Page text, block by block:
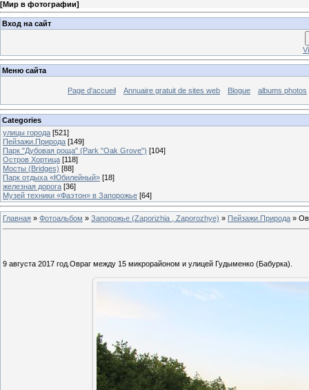
[Мир в фотографии]
Вход на сайт
Меню сайта
Page d'accueil Annuaire gratuit de sites web Blogue albums photos
Categories
улицы города [521]
Пейзажи.Природа [149]
Парк "Дубовая роща" (Park "Oak Grove") [104]
Остров Хортица [118]
Мосты (Bridges) [88]
Парк отдыха «Юбилейный» [18]
железная дорога [36]
Музей техники «Фаэтон» в Запорожье [64]
Главная » Фотоальбом » Запорожье (Zaporizhia , Zaporozhye) » Пейзажи.Природа »
9 августа 2017 год.Овраг между 15 микрорайоном и улицей Гудыменко (Бабурка).